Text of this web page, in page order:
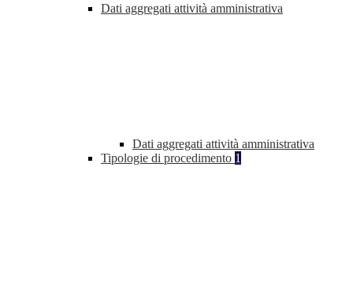
Dati aggregati attività amministrativa
Dati aggregati attività amministrativa
Tipologie di procedimento 1